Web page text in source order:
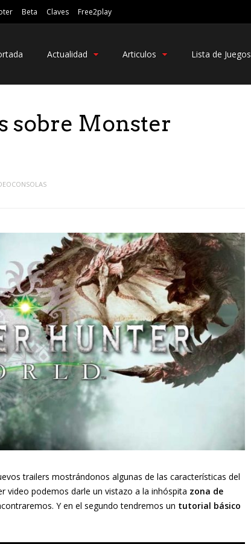
Beta Claves Free2play
Actualidad Articulos Lista de Juegos
sobre Monster
trailers mostrándonos algunas de las características del
video podemos darle un vistazo a la inhóspita zona de
Y en el segundo tendremos un tutorial básico